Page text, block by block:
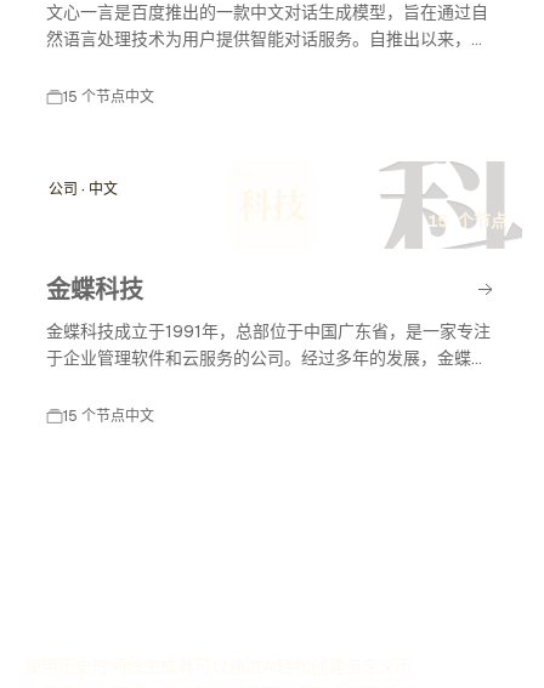
文心一言是百度推出的一款中文对话生成模型，旨在通过自
然语言处理技术为用户提供智能对话服务。自推出以来，文
创作等，助力智能化服务的普及与发展。
15 个节点中文
科
公司 · 中文
15 个节点
金蝶科技
金蝶科技成立于1991年，总部位于中国广东省，是一家专注
于企业管理软件和云服务的公司。经过多年的发展，金蝶科
理、供应链管理、人力资源管理等多个领域。
15 个节点中文